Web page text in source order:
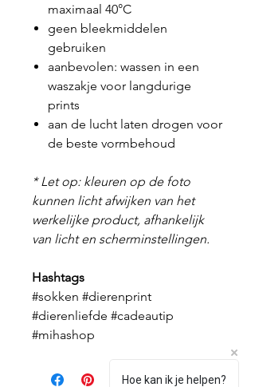
maximaal 40°C
geen bleekmiddelen
gebruiken
aanbevolen: wassen in een
waszakje voor langdurige
prints
aan de lucht laten drogen voor
de beste vormbehoud
* Let op: kleuren op de foto
kunnen licht afwijken van het
werkelijke product, afhankelijk
van licht en scherminstellingen.
Hashtags
#sokken #dierenprint
#dierenliefde #cadeautip
#mihashop
Hoe kan ik je helpen?